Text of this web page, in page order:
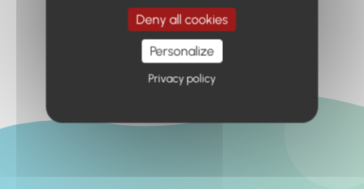
Retour à l'accueil
Deny all cookies
Personalize
Privacy policy